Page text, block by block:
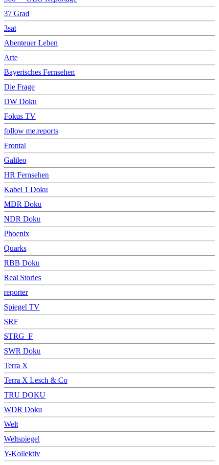
37 Grad
3sat
Abenteuer Leben
Arte
Bayerisches Fernsehen
Die Frage
DW Doku
Fokus TV
follow me.reports
Frontal
Galileo
HR Fernsehen
Kabel 1 Doku
MDR Doku
NDR Doku
Phoenix
Quarks
RBB Doku
Real Stories
reporter
Spiegel TV
SRF
STRG_F
SWR Doku
Terra X
Terra X Lesch & Co
TRU DOKU
WDR Doku
Welt
Weltspiegel
Y-Kollektiv